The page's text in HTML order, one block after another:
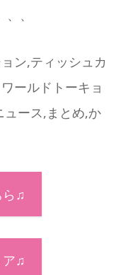
、
ン,ティッシュカ
ールドトーキョ
ュース,まとめ,か
ら♫
ア♫